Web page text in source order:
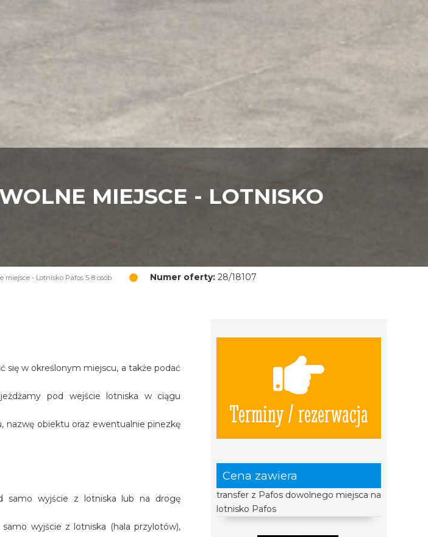
MIEJSCE - LOTNISKO
- Lotnisko Pafos 5-8 osób Numer oferty: 28/18107
Terminy / rezerwacja
Cena zawiera
transfer z Pafos dowolnego miejsca na
lotnisko Pafos
w określonym miejscu, a także podać
pod wejście lotniska w ciągu
nazwę obiektu oraz ewentualnie pinezkę
samo wyjście z lotniska lub na drogę
wyjście z lotniska (hala przylotów),